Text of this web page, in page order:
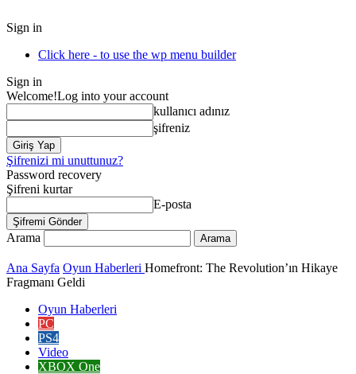
Sign in
Click here - to use the wp menu builder
Sign in
Welcome!Log into your account
kullanıcı adınız
şifreniz
Şifrenizi mi unuttunuz?
Password recovery
Şifreni kurtar
E-posta
Arama
Ana Sayfa Oyun Haberleri Homefront: The Revolution’ın Hikaye
Fragmanı Geldi
Oyun Haberleri
PC
PS4
Video
XBOX One